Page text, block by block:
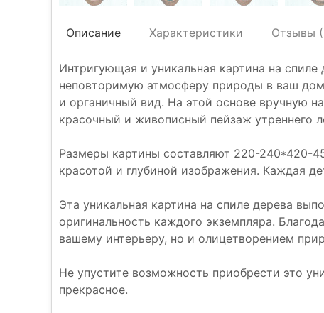
Описание Характеристики Отзывы (
Интригующая и уникальная картина на
неповторимую атмосферу природы в ваш
и органичный вид. На этой основе вручную
красочный и живописный пейзаж утреннего
Размеры картины составляют 220-240*420-
красотой и глубиной изображения. Каждая
Эта уникальная картина на спиле дерева
оригинальность каждого экземпляра.
вашему интерьеру, но и олицетворением
Не упустите возможность приобрести это
прекрасное.